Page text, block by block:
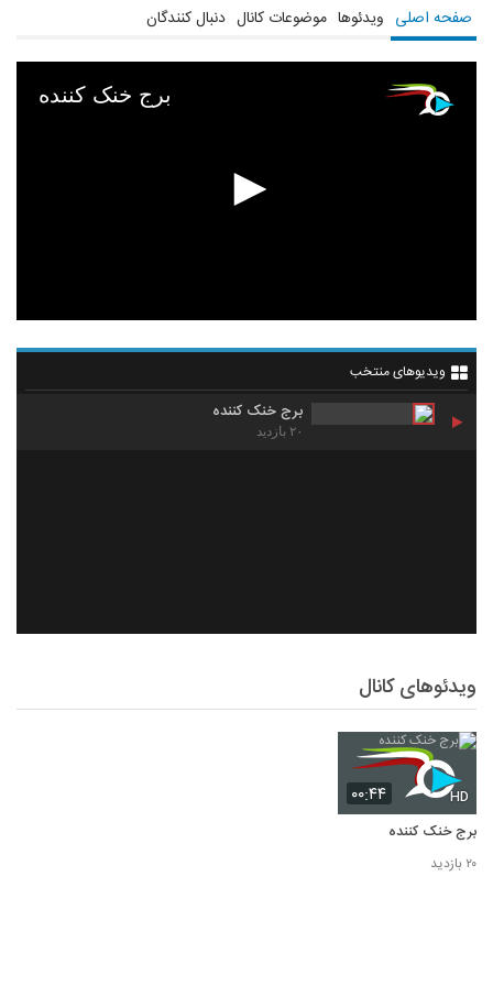
صفحه اصلی ویدئوها موضوعات کانال دنبال کنندگان
برج خنک کننده
ویدیوهای منتخب
برج خنک کننده
۲۰ بازدید
ویدئوهای کانال
۰۰:۴۴ HD
برج خنک کننده
۲۰ بازدید